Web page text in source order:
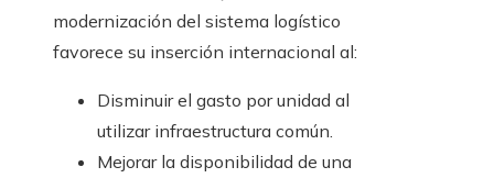
modernización del sistema logístico
favorece su inserción internacional al:
Disminuir el gasto por unidad al
utilizar infraestructura común.
Mejorar la disponibilidad de una